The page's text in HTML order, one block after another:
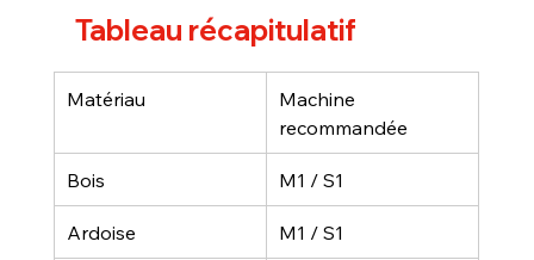
Tableau récapitulatif
Matériau
Machine
recommandée
Bois M1 / S1
Ardoise M1 / S1